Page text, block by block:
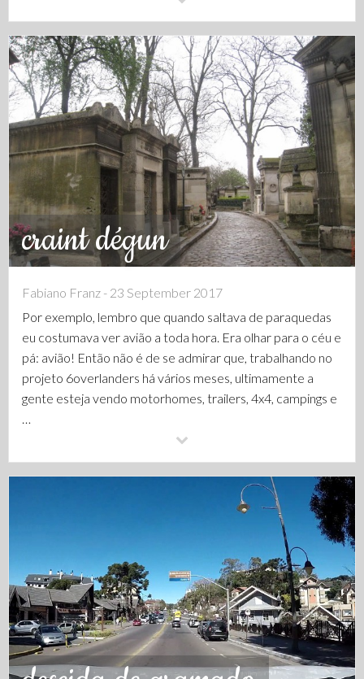
craint dégun
Fabiano Franz - 23 September 2017
Por exemplo, lembro que quando saltava de paraquedas
eu costumava ver avião a toda hora. Era olhar para o céu e
pá: avião! Então não é de se admirar que, trabalhando no
projeto 6overlanders há vários meses, ultimamente a
gente esteja vendo motorhomes, trailers, 4x4, campings e
…